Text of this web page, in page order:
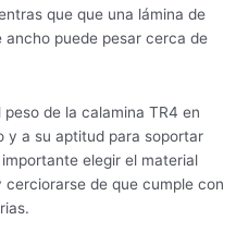
que que una lámina de
ancho puede pesar cerca de
de la calamina TR4 en
y a su aptitud para soportar
elegir el material
de que cumple con